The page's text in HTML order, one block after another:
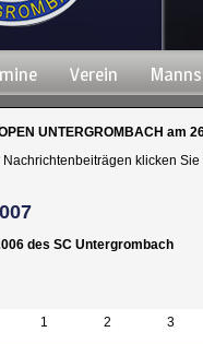
Verein
UNTERGROMBACH am
klicken
des SC Untergrombach
1 2 3